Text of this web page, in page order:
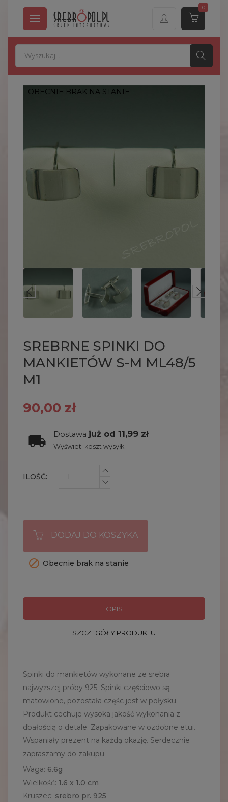

0
OBECNIE BRAK NA STANIE
SREBRNE SPINKI DO
MANKIETÓW S-M ML48/5
M1
90,00 zł
Dostawa już od 11,99 zł
Wyświetl koszt wysyłki
ILOŚĆ:
DODAJ DO KOSZYKA
 Obecnie brak na stanie
OPIS
SZCZEGÓŁY PRODUKTU
Spinki do mankietów wykonane ze srebra
najwyższej próby 925. Spinki częściowo są
matowione, pozostała częśc jest w połysku.
Produkt cechuje wysoka jakość wykonania z
dbałością o detale. Zapakowane w ozdobne etui.
Wspaniały prezent na każdą okazję. Serdecznie
zapraszamy do zakupu
Waga: 6.6g
Wielkość: 1.6 x 1.0 cm
Kruszec: srebro pr. 925